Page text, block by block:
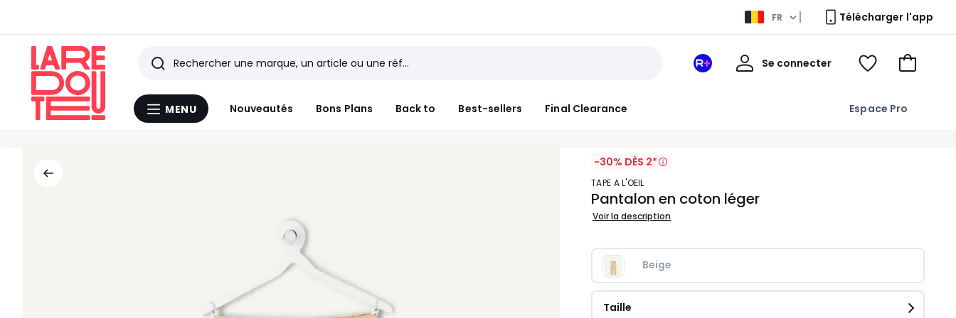
FR Télécharger l'app
Menu
MENU Nouveautés Bons Plans Back to Best-sellers Final Clearance Espace Pro
Rechercher
Les
derniers
Mon
Se connecter
Mon
Voir
Aller
-30% DÈS 2*
TAPE A L'OEIL
Pantalon en coton léger
Voir la description
Beige
Taille